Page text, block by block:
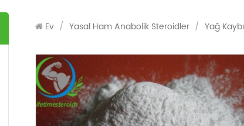
Ev / Yasal Ham Anabolik Steroidler / Yağ